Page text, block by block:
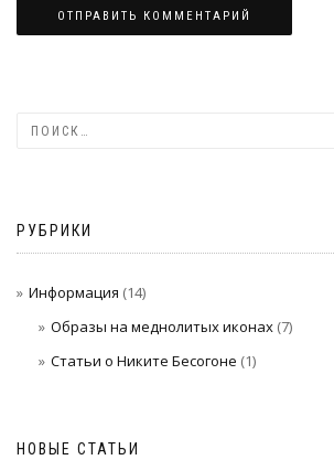
РУБРИКИ
Информация (14)
Образы на меднолитых иконах(7)
Статьи о Никите Бесогоне (1)
НОВЫЕ СТАТЬИ